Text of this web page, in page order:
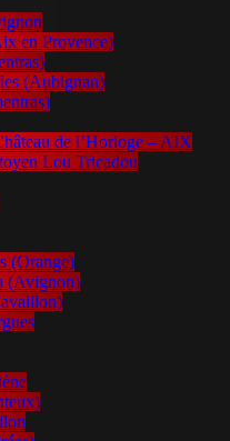
en Provence)
(Aubignan)
de l’Horloge – AIX
Lou Tricadou
(Orange)
(Avignon)